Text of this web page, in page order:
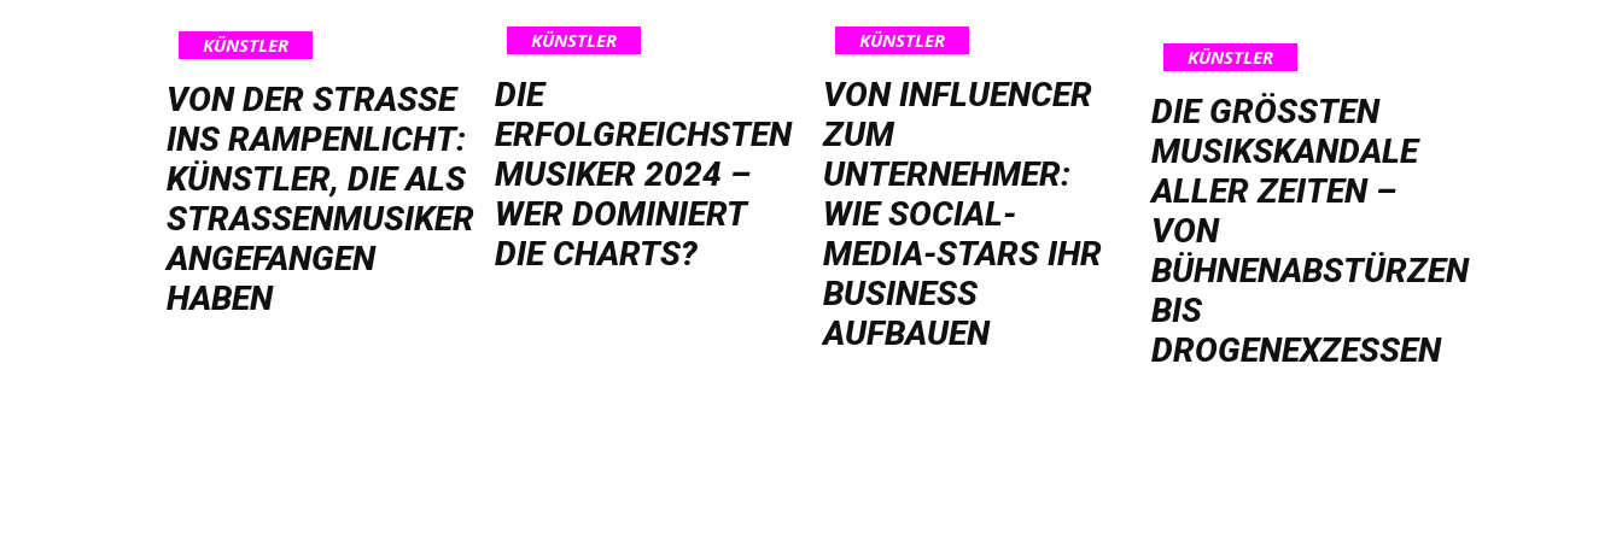
KÜNSTLER
VON DER STRASSE I
NS RAMPENLICHT: K
ÜNSTLER, DIE ALS S
TRASSENMUSIKER AN
GEFANGEN HA
BEN
KÜNSTLER
DIE
ERFOLGREICHSTEN
MUSIKER 2024 –
WER DOMINIERT
DIE CHARTS?
KÜNSTLER
VON INFLUENCER
ZUM
UNTERNEHMER:
WIE SOCIAL-
MEDIA-STARS IHR
BUSINESS
AUFBAUEN
KÜNSTLER
DIE GRÖSSTEN M
USIKSKANDALE A
LLER ZEITEN – V
ON B
ÜHNENABSTÜRZEN B
IS D
ROGENEXZESSEN